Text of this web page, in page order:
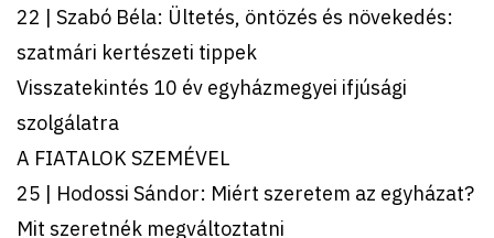
22 | Szabó Béla: Ültetés, öntözés és növekedés:
szatmári kertészeti tippek
Visszatekintés 10 év egyházmegyei ifjúsági
szolgálatra
A FIATALOK SZEMÉVEL
25 | Hodossi Sándor: Miért szeretem az egyházat?
Mit szeretnék megváltoztatni